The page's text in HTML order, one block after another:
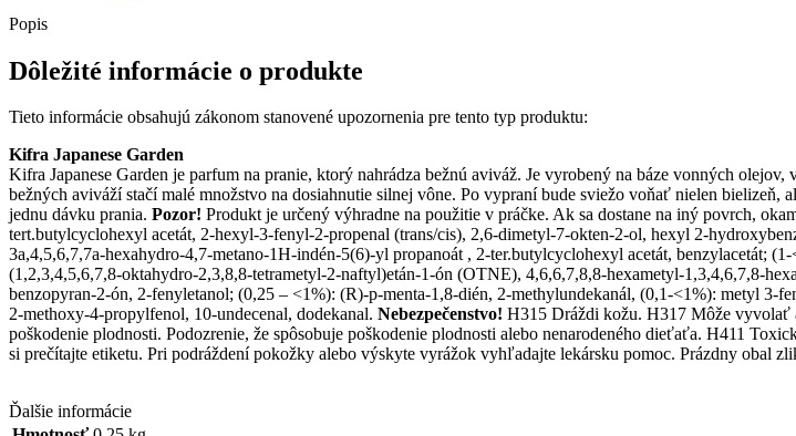
Popis
Dôležité informácie o produkte
Tieto informácie obsahujú zákonom stanovené upozornenia pre tento typ produktu:
Kifra Japanese Garden
Kifra Japanese Garden je parfum na pranie, ktorý nahrádza bežnú aviváž. Je vyrobený na báze vonných
bežných aviváží stačí malé množstvo na dosiahnutie silnej vône. Po vypraní bude sviežo voňať nielen bielizeň,
jednu dávku prania. Pozor! Produkt je určený výhradne na použitie v práčke. Ak sa dostane na iný povrch,
tert.butylcyclohexyl acetát, 2-hexyl-3-fenyl-2-propenal (trans/cis), 2,6-dimetyl-7-okten-2-ol, hexyl 2-
3a,4,5,6,7,7a-hexahydro-4,7-metano-1H-indén-5(6)-yl propanoát , 2-ter.butylcyclohexyl acetát, benzylacetát;
(1,2,3,4,5,6,7,8-oktahydro-2,3,8,8-tetrametyl-2-naftyl)etán-1-ón (OTNE), 4,6,6,7,8,8-hexametyl-1,3,4,6,7,8-
benzopyran-2-ón, 2-fenyletanol; (0,25 – <1%): (R)-p-menta-1,8-dién, 2-methylundekanál, (0,1-<1%): metyl
2-methoxy-4-propylfenol, 10-undecenal, dodekanal. Nebezpečenstvo! H315 Dráždi kožu. H317 Môže vyvolať
poškodenie plodnosti. Podozrenie, že spôsobuje poškodenie plodnosti alebo nenarodeného dieťaťa. H411
si prečítajte etiketu. Pri podráždení pokožky alebo výskyte vyrážok vyhľadajte lekársku pomoc. Prázdny obal
Ďalšie informácie